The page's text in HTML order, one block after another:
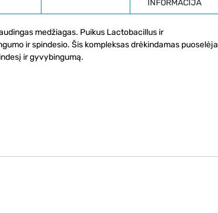
INFORMACIJA
medžiagas. Puikus Lactobacillus ir
ir spindesio. Šis kompleksas drėkindamas puoselėja
ir gyvybingumą.